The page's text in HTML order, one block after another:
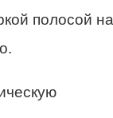
полосой